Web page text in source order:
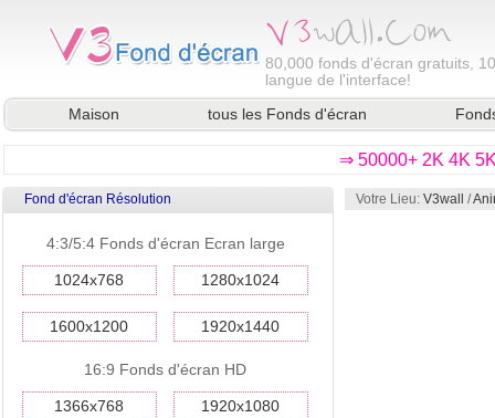
80,000 fonds d'écran gratuits,
langue de l'interface!
Maison
tous les Fonds d'écran
⇒ 50000+ 2K 4K
Fond d'écran Résolution
4:3/5:4 Fonds d'écran Ecran large
1024x768 1280x1024
1600x1200 1920x1440
16:9 Fonds d'écran HD
1366x768 1920x1080
Votre Lieu: V3wall /